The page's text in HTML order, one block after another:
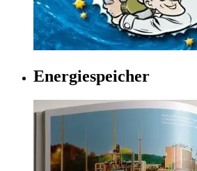
Energiespeicher